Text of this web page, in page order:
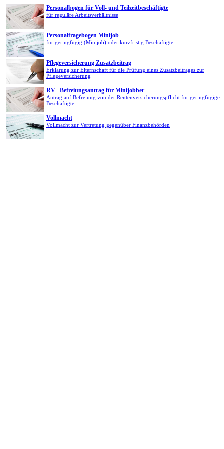
Personalbogen für Voll- und Teilzeitbeschäftigte
für reguläre Arbeitsverhältnisse
Personalfragebogen Minijob
für geringfügig (Minijob) oder kurzfristig Beschäftigte
Pflegeversicherung Zusatzbeitrag
Erklärung zur Elternschaft für die Prüfung eines Zusatzbeitrages zur
Pflegeversicherung
RV –Befreiungsantrag für Minijobber
Antrag auf Befreiung von der Rentenversicherungspflicht für geringfügige
Beschäftigte
Vollmacht
Vollmacht zur Vertretung gegenüber Finanzbehörden